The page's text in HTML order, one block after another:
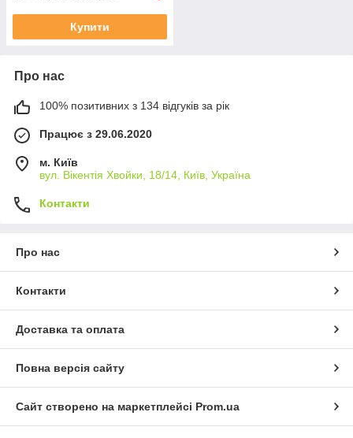
Купити
Про нас
100% позитивних з 134 відгуків за рік
Працює з 29.06.2020
м. Київ
вул. Вікентія Хвойки, 18/14, Київ, Україна
Контакти
Про нас
Контакти
Доставка та оплата
Повна версія сайту
Сайт створено на маркетплейсі Prom.ua